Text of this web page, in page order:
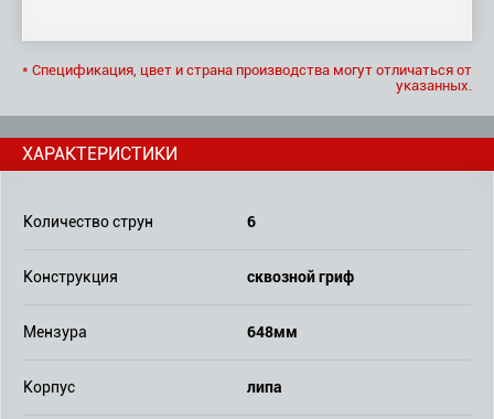
* Спецификация, цвет и страна производства могут отличаться от
указанных.
ХАРАКТЕРИСТИКИ
Количество струн 6
Конструкция сквозной гриф
Мензура 648мм
Корпус липа